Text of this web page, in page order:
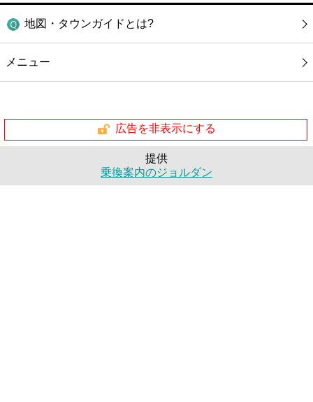
地図・タウンガイドとは?
メニュー
広告を非表示にする
提供
乗換案内のジョルダン